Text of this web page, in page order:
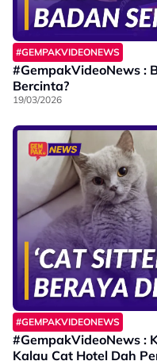
#GEMPAKVIDEONEWS
#GempakVideoNews :
Bercinta?
19/03/2026
#GEMPAKVIDEONEWS
#GempakVideoNews :
Kalau Cat Hotel Dah